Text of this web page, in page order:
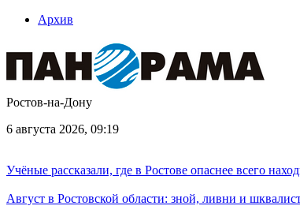
Архив
Ростов-на-Дону
6 августа 2026, 09:19
Учёные рассказали, где в Ростове опаснее всего
Август в Ростовской области: зной, ливни и